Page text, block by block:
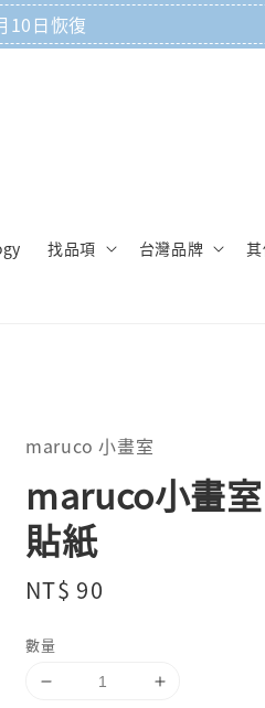
10日恢復
找品項 台灣品牌
maruco 小畫室
maruco小畫
貼紙
Regular
NT$ 90
數量